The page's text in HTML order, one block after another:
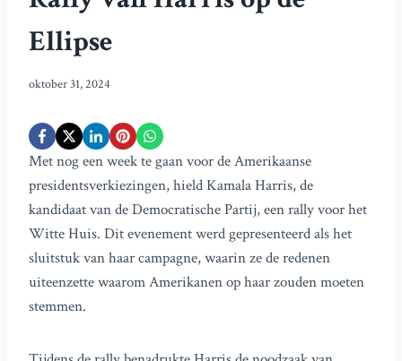
Ellipse
oktober 31, 2024
Met nog een week te gaan voor de Amerikaanse
presidentsverkiezingen, hield Kamala Harris, de
kandidaat van de Democratische Partij, een rally voor het
Witte Huis. Dit evenement werd gepresenteerd als het
sluitstuk van haar campagne, waarin ze de redenen
uiteenzette waarom Amerikanen op haar zouden moeten
stemmen.